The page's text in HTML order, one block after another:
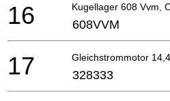
Kugellager 608 Vvm,
16 608VVM
Gleichstrommotor
17 328333